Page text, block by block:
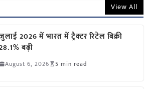
View All
2026 में भारत में ट्रैक्टर रिटेल बिक्री
बढ़ी
August 6, 2026 5 min read